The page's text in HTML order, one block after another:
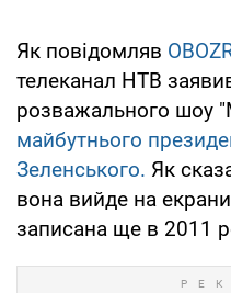
Як повідомляв
телеканал НТВ
розважального шоу
майбутнього
Зеленського. Як
вона вийде на
записана ще в 2011